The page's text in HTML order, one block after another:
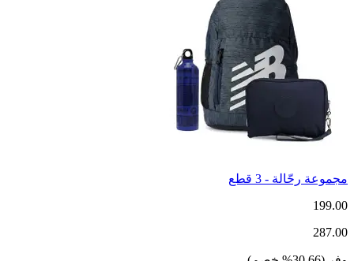
مجموعة رحّالة - 3 قطع
199.00
287.00